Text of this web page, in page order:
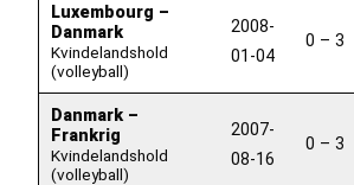
Luxembourg –
Danmark
Kvindelandshold
(volleyball)
2008-
01-04
0 – 3
Danmark –
Frankrig
Kvindelandshold
(volleyball)
2007-
08-16
0 – 3